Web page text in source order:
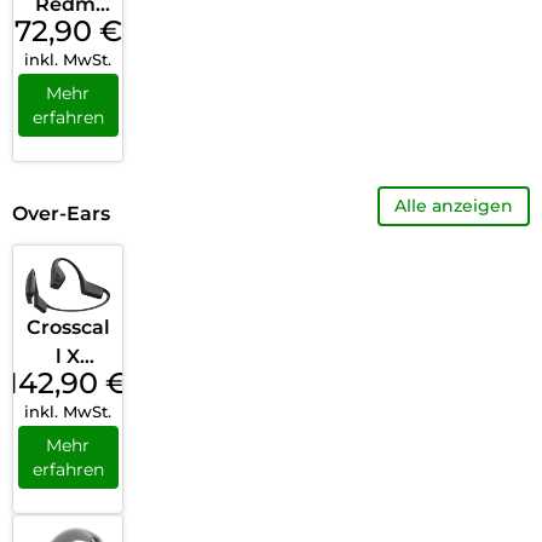
Buds 5
Pro
moonlig
ht
72,90 €
inkl. MwSt.
Mehr
erfahren
Over-Ears Alle anzeigen
Crosscal
l X
VIBES
Black
142,90 €
inkl. MwSt.
Mehr
erfahren